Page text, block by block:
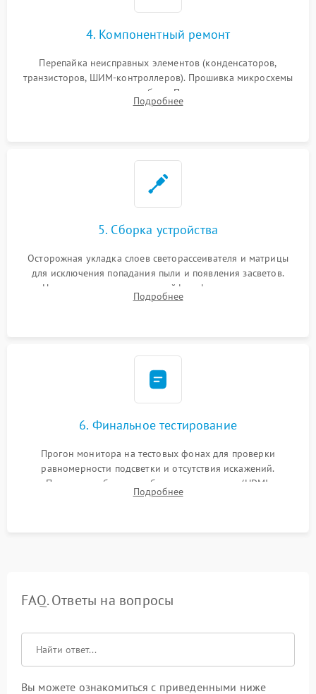
4. Компонентный ремонт
Перепайка неисправных элементов (конденсаторов,
транзисторов, ШИМ-контроллеров). Прошивка микросхемы
памяти при программных сбоях. При поломке подсветки —
разборка матрицы и замена выгоревших светодиодов.
Подробнее
5. Сборка устройства
Осторожная укладка слоев светорассеивателя и матрицы
для исключения попадания пыли и появления засветов.
Надежное подключение шлейфов, фиксация плат и
аккуратное защелкивание пластикового корпуса монитора.
Подробнее
6. Финальное тестирование
Прогон монитора на тестовых фонах для проверки
равномерности подсветки и отсутствия искажений.
Проверка работоспособности всех портов (HDMI,
DisplayPort, VGA) и кнопок управления под нагрузкой в
Подробнее
FAQ. Ответы на вопросы
Вы можете ознакомиться с приведенными ниже